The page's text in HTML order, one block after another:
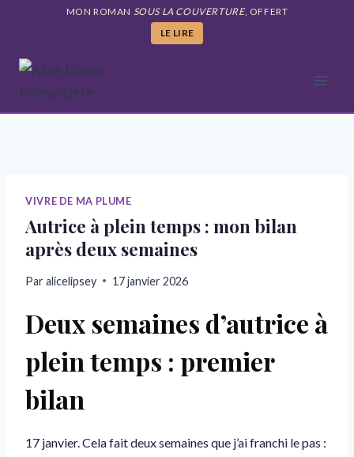
contenu
MON ROMAN SOUS LA COUVERTURE, OFFERT
LE LIRE
VIVRE DE MA PLUME
Autrice à plein temps : mon bilan
après deux semaines
Paralicelipsey 17 janvier 2026
Deux semaines d’autrice à
plein temps : premier
bilan
17 janvier. Cela fait deux semaines que j’ai franchi le pas :